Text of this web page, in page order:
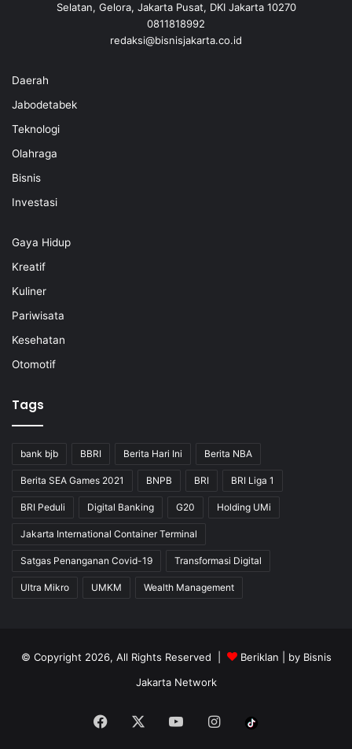
Selatan, Gelora, Jakarta Pusat, DKI Jakarta 10270
0811818992
redaksi@bisnisjakarta.co.id
Daerah
Jabodetabek
Teknologi
Olahraga
Bisnis
Investasi
Gaya Hidup
Kreatif
Kuliner
Pariwisata
Kesehatan
Otomotif
Tags
bank bjb BBRI Berita Hari Ini Berita NBA
Berita SEA Games 2021 BNPB BRI BRI Liga 1
BRI Peduli Digital Banking G20 Holding UMi
Jakarta International Container Terminal
Satgas Penanganan Covid-19 Transformasi Digital
Ultra Mikro UMKM Wealth Management
© Copyright 2026, All Rights Reserved | Beriklan | by Bisnis
Jakarta Network
Facebook YouTubeInstagram